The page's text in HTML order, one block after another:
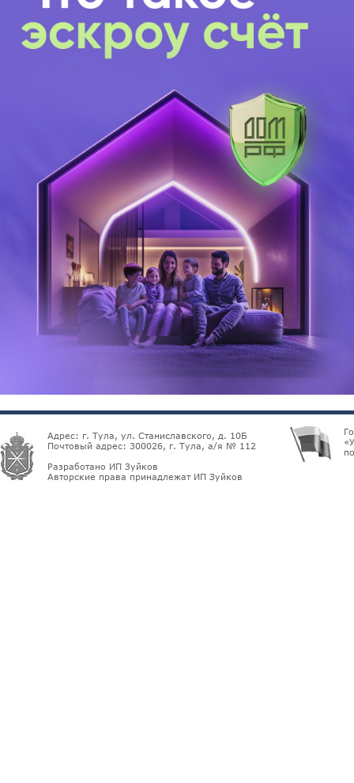
Адрес: г. Тула, ул. Станиславского, д. 10Б
Почтовый адрес: 300026, г. Тула, а/я № 112
Разработано ИП Зуйков
Авторские права принадлежат ИП Зуйков